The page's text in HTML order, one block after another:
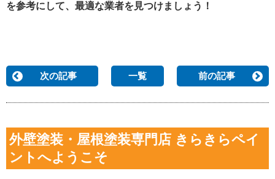
を参考にして、最適な業者を見つけましょう！
次の記事 一覧 前の記事
外壁塗装・屋根塗装専門店 きらきらペイ
ントへようこそ